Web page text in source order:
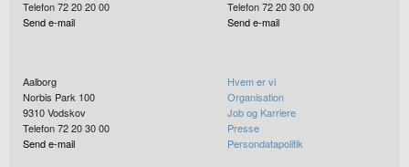
Telefon 72 20 20 00
Send e-mail
Telefon 72 20 30 00
Send e-mail
Aalborg
Norbis Park 100
9310Vodskov
Telefon 72 20 30 00
Send e-mail
Hvem er vi
Organisation
Job og Karriere
Presse
Persondatapolitik